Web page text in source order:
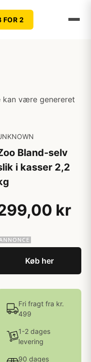
FOR 2
kan være genereret
Bland-selv
i kasser 2,2
kr
Køb her
Fri fragt fra kr.
499
1-2 dages
levering
90 dages